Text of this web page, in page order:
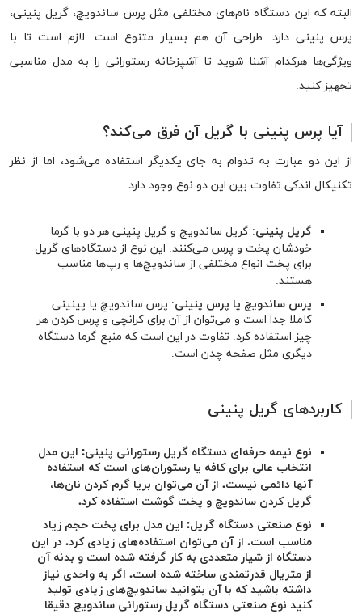
البته که این دستگاه نام‌های مختلفی مثل پرس ساندویچ، گریل پنینی،
پرس پنینی دارد. طراحی آن هم بسیار متنوع است. لازم است تا با
ویژگی‌ها هرکدام آشنا شوید تا آشپزخانه رستورانی را به مدل مناسبی
تجهیز کنید.
آیا پرس پنینی با گریل آن فرق می‌کند؟
از این دو عبارت به تدوام به جای یکدیگر استفاده می‌شود، اما از نظر
تکنیکال اندکی تفاوت بین این دو نوع وجود دارد.
گریل پنینی: گریل ساندویچ و گریل پنینی هر دو با گرما
خودشان پخت و پرس می‌کنند. این نوع از دستگاه‌های گریل
برای پخت انواع مختلفی از ساندویچ‌ها و رپ‌ها مناسب
هستند.
پرس ساندویچ یا پرس پنینی: پرس ساندویچ یا پینینی
کاملا جدا است و می‌توان از آن برای کرانچی و پرس کردن هر
چیز استفاده کرد. تفاوت در این است که منبع گرما دستگاه
دیگری مثل صفحه چدن است.
کاربردهای گریل پنینی
نوع نیمه حرفه‌ای دستگاه گریل رستورانی پنینی: این مدل
انتخاب عالی برای کافه یا رستوران‌های است که استفاده
آنها دائمی نیست. از آن می‌توان بریا گرم کردن نان‌ها،
گریل کردن ساندویچ و پخت گوشت استفاده کرد.
نوع صنعتی دستگاه گریل: این مدل برای پخت حجم زیاد
مناسب است. از آن می‌توان استفاده‌های زیادی کرد. در این
دستگاه از شیار متعددی به کار گرفته شده است و بدنه آن
از متریال قدرتمندی ساخته شده است. اگر به واحدی نیاز
داشته باشید که با آن بتوانید ساندویچ‌های زیادی تولید
کنید نوع صنعتی دستگاه گریل رستورانی ساندویچ دقیقا